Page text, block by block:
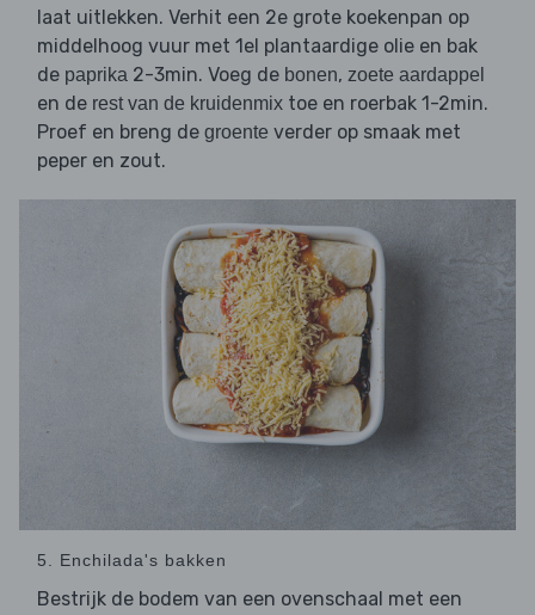
laat uitlekken. Verhit een 2e grote koekenpan op
middelhoog vuur met 1el plantaardige olie en bak
de paprika 2-3min. Voeg de bonen, zoete aardappel
en de rest van de kruidenmix toe en roerbak 1-2min.
Proef en breng de groente verder op smaak met
peper en zout.
5. Enchilada's bakken
Bestrijk de bodem van een ovenschaal met een